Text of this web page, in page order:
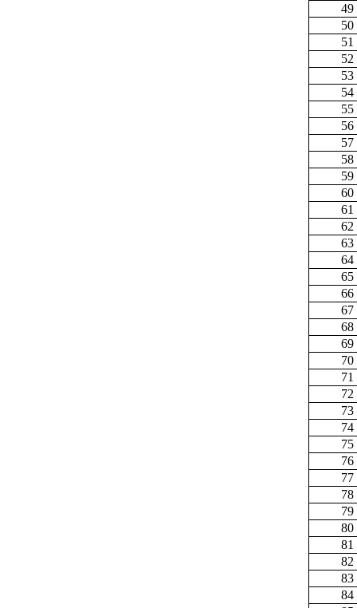
49
50
51
52
53
54
55
56
57
58
59
60
61
62
63
64
65
66
67
68
69
70
71
72
73
74
75
76
77
78
79
80
81
82
83
84